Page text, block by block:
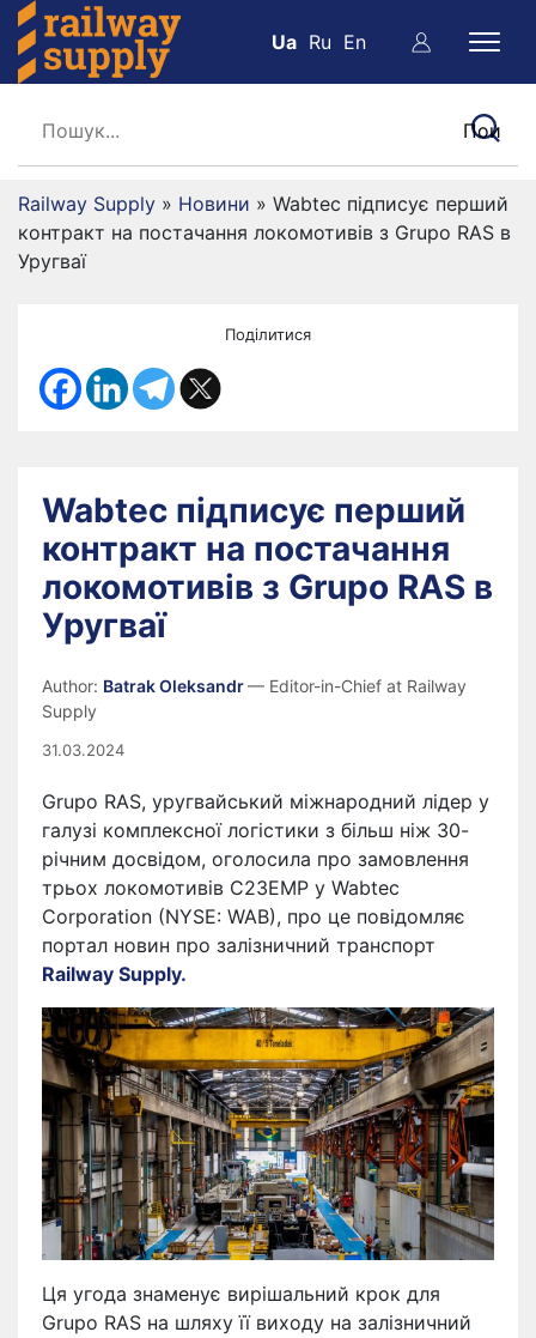
Ua Ru En
Railway Supply » Новини » Wabtec підписує перший
контракт на постачання локомотивів з Grupo RAS в
Уругваї
Поділитися
Wabtec підписує перший
контракт на постачання
локомотивів з Grupo RAS в
Уругваї
Author: Batrak Oleksandr— Editor-in-Chief at Railway
Supply
31.03.2024
Grupo RAS, уругвайський міжнародний лідер у
галузі комплексної логістики з більш ніж 30-
річним досвідом, оголосила про замовлення
трьох локомотивів C23EMP у Wabtec
Corporation (NYSE: WAB), про це повідомляє
портал новин про залізничний транспорт
Railway Supply.
Ця угода знаменує вирішальний крок для
Grupo RAS на шляху її виходу на залізничний